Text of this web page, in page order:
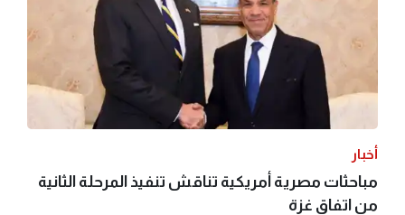
أخبار
مباحثات مصرية أمريكية تناقش تنفيذ المرحلة الثانية
من اتفاق غزة